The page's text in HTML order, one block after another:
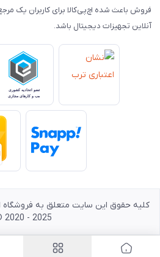
فروش باعث شده اچ‌پی‌کالا برای کاربران یک
آنلاین تجهیزات دیجیتال باشد.
2020 - 2025